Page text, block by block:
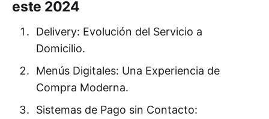
este 2024
Delivery: Evolución del Servicio a
Domicilio.
Menús Digitales: Una Experiencia de
Compra Moderna.
Sistemas de Pago sin Contacto: